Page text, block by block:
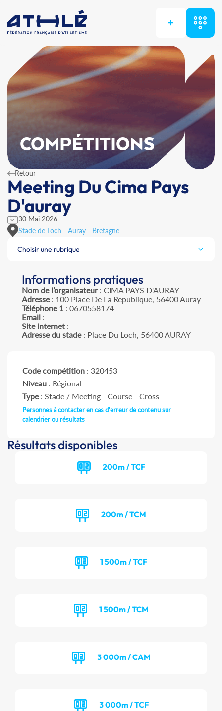
+
COMPÉTITIONS
Retour
Meeting Du Cima Pays
D'auray
30 Mai 2026
Stade de Loch - Auray - Bretagne
Choisir une rubrique
Informations pratiques
Nom de l’organisateur: CIMA PAYS D'AURAY
Adresse: 100 Place De La Republique, 56400 Auray
Téléphone 1: 0670558174
Email: -
Site internet: -
Adresse du stade: Place Du Loch, 56400 AURAY
Code compétition : 320453
Niveau : Régional
Type: Stade / Meeting - Course - Cross
Personnes à contacter en cas d'erreur de contenu sur
calendrier ou résultats
Résultats disponibles
200m / TCF
200m / TCM
1 500m / TCF
1 500m / TCM
3 000m / CAM
3 000m / TCF